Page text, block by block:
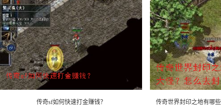
传奇sf如何快速打金赚钱？ 传奇世界封印之地有哪